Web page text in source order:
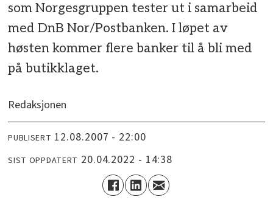
som Norgesgruppen tester ut i samarbeid
med DnB Nor/Postbanken. I løpet av
høsten kommer flere banker til å bli med
på butikklaget.
Redaksjonen
PUBLISERT 12.08.2007 - 22:00
SIST OPPDATERT 20.04.2022 - 14:38